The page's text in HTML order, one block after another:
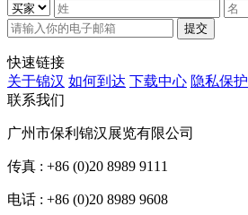
提交
快速链接
关于锦汉 如何到达 下载中心 隐私保护
联系我们
广州市保利锦汉展览有限公司
传真 : +86 (0)20 8989 9111
电话 : +86 (0)20 8989 9608